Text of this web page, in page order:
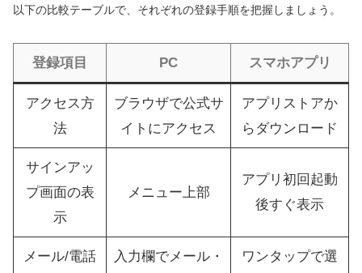
以下の比較テーブルで、それぞれの登録手順を把握しましょう。
登録項目 PC スマホアプリ
アクセス方
法
ブラウザで公式サ
イトにアクセス
アプリストアか
らダウンロード
サインアッ
プ画面の表
示
メニュー上部
アプリ初回起動
後すぐ表示
メール/電話
入力欄でメール・
ワンタップで選